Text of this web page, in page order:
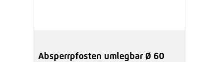
Absperrpfosten umlegbar Ø 60